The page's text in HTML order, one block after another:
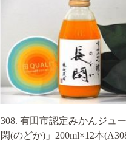
308. 有田市認定みかんジュ
閑(のどか)」200ml×12本